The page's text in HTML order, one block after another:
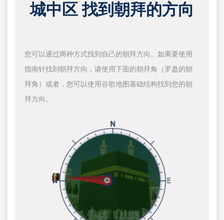
城中区 找到朝拜的方向
您可以通过两种方式找到自己的朝拜方向。如果要使用
指南针找到朝拜方向，请使用下面的朝拜角（罗盘的朝
拜角）或者，您可以使用谷歌地图基础结构找到您的朝
拜方向。